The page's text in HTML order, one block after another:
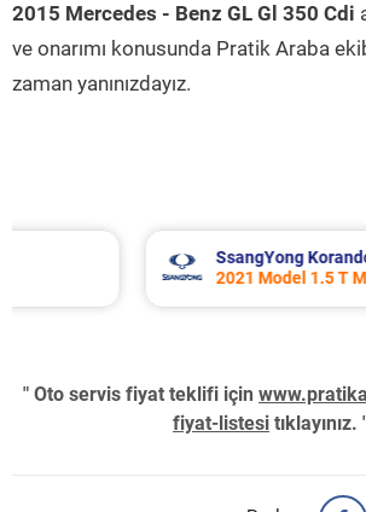
2015 Mercedes - Benz GL Gl 350 Cdi
ve onarımı konusunda Pratik Araba
zaman yanınızdayız.
SsangYong Korando
2021 Model 1.5 T Motor
" Oto servis fiyat teklifi için
fiyat-listesi tıklayınız.